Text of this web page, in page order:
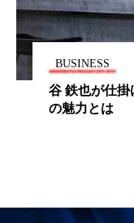
BUSINESS
谷 鉄也が仕掛
の魅力とは